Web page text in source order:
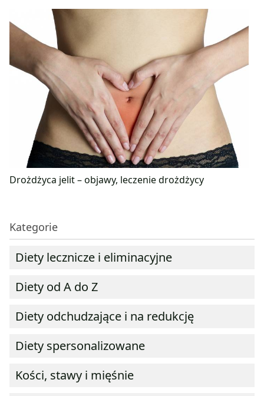
Drożdżyca jelit – objawy, leczenie drożdżycy
Kategorie
Diety lecznicze i eliminacyjne
Diety od A do Z
Diety odchudzające i na redukcję
Diety spersonalizowane
Kości, stawy i mięśnie